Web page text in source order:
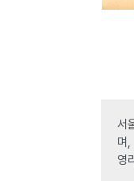
서
며,
영